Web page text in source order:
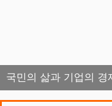
국민의 삶과 기업의 경